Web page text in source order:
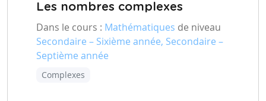
Les nombres complexes
Dans le cours : Mathématiques de niveau
Secondaire – Sixième année, Secondaire –
Septième année
Complexes